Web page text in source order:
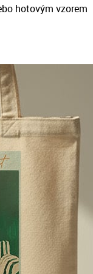
hotovým vzorem